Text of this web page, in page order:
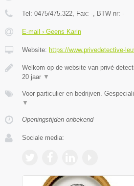
Tel: 0475/475.322, Fax: -, BTW-nr: -
E-mail › Geens Karin
Website: https://www.privedetective-
Welkom op de website van privé-
20 jaar ▼
Voor particulier en bedrijven.
▼
Openingstijden onbekend
Sociale media: